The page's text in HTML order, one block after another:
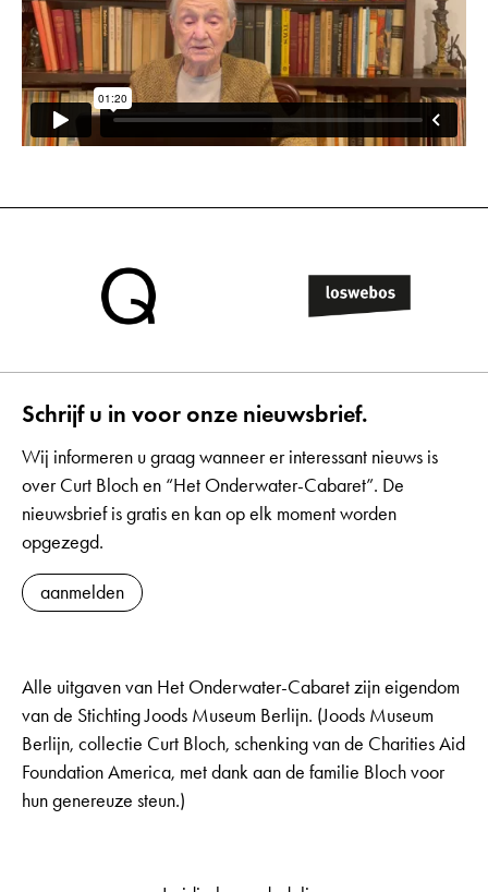
Schrijf u in voor onze nieuwsbrief.
Wij informeren u graag wanneer er interessant nieuws is
over Curt Bloch en “Het Onderwater-Cabaret”. De
nieuwsbrief is gratis en kan op elk moment worden
opgezegd.
aanmelden
Alle uitgaven van Het Onderwater-Cabaret zijn eigendom
van de Stichting Joods Museum Berlijn. (Joods Museum
Berlijn, collectie Curt Bloch, schenking van de Charities Aid
Foundation America, met dank aan de familie Bloch voor
hun genereuze steun.)